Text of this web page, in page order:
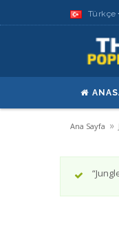
Türkçe
Ana Sayfa »